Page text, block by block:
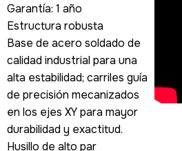
Garantía: 1 año
Estructura robusta
Base de acero soldado de
calidad industrial para una
alta estabilidad; carriles guía
de precisión mecanizados
en los ejes XY para mayor
durabilidad y exactitud.
Husillo de alto par